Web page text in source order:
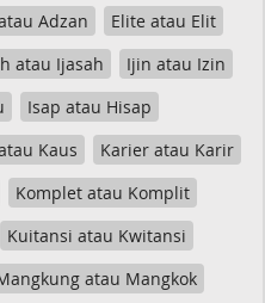
Adzan
Elite atau Elit
atau Ijasah
Ijin atau Izin
Isap atau Hisap
Kaus
Karier atau Karir
Komplet atau Komplit
Kuitansi atau Kwitansi
atau Mangkok